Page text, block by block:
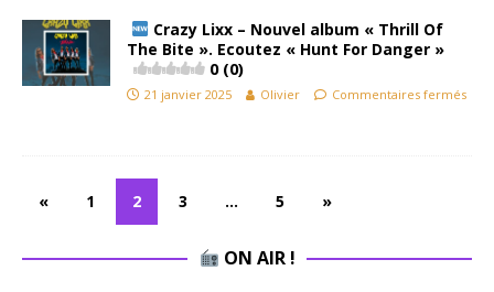
Crazy Lixx – Nouvel album « Thrill Of
The Bite ». Ecoutez « Hunt For Danger »
0 (0)
21 janvier 2025 Olivier Commentaires fermés
« 1 2 3 … 5 »
ON AIR !